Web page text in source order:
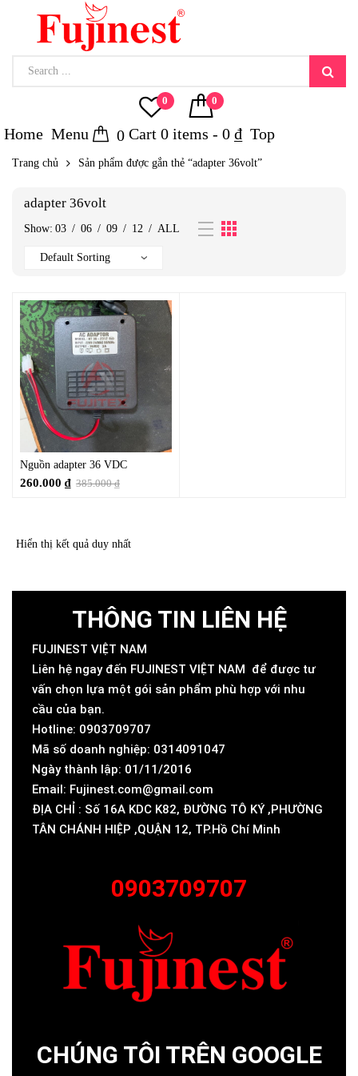
0 0
Home Menu 0 Cart 0 items - 0 ₫ Top
Trang chủ Sản phẩm được gắn thẻ “adapter 36volt”
adapter 36volt
Show: 03 / 06 / 09 / 12 / ALL
Nguồn adapter 36 VDC
385.000₫
260.000 ₫
Hiển thị kết quả duy nhất
THÔNG TIN LIÊN HỆ
FUJINEST VIỆT NAM
Liên hệ ngay đến FUJINEST VIỆT NAM để được tư
vấn chọn lựa một gói sản phẩm phù hợp với nhu
cầu của bạn.
Hotline: 0903709707
Mã số doanh nghiệp: 0314091047
Ngày thành lập: 01/11/2016
Email: Fujinest.com@gmail.com
ĐỊA CHỈ : Số 16A KDC K82, ĐƯỜNG TÔ KÝ ,PHƯỜNG
TÂN CHÁNH HIỆP ,QUẬN 12, TP.Hồ Chí Minh
0903709707
CHÚNG TÔI TRÊN GOOGLE